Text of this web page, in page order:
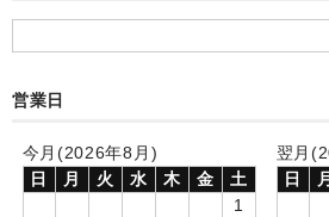
自作オリジナル時計
園や先生への贈り物
営業日
今月(2026年8月)
日
月 火 水 木 金
土
1
翌月
日
月